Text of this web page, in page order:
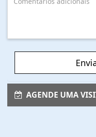
AGENDE UMA